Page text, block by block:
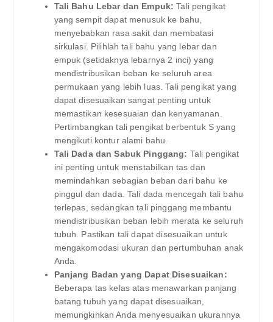
Tali Bahu Lebar dan Empuk: Tali pengikat
yang sempit dapat menusuk ke bahu,
menyebabkan rasa sakit dan membatasi
sirkulasi. Pilihlah tali bahu yang lebar dan
empuk (setidaknya lebarnya 2 inci) yang
mendistribusikan beban ke seluruh area
permukaan yang lebih luas. Tali pengikat yang
dapat disesuaikan sangat penting untuk
memastikan kesesuaian dan kenyamanan.
Pertimbangkan tali pengikat berbentuk S yang
mengikuti kontur alami bahu.
Tali Dada dan Sabuk Pinggang: Tali pengikat
ini penting untuk menstabilkan tas dan
memindahkan sebagian beban dari bahu ke
pinggul dan dada. Tali dada mencegah tali bahu
terlepas, sedangkan tali pinggang membantu
mendistribusikan beban lebih merata ke seluruh
tubuh. Pastikan tali dapat disesuaikan untuk
mengakomodasi ukuran dan pertumbuhan anak
Anda.
Panjang Badan yang Dapat Disesuaikan:
Beberapa tas kelas atas menawarkan panjang
batang tubuh yang dapat disesuaikan,
memungkinkan Anda menyesuaikan ukurannya